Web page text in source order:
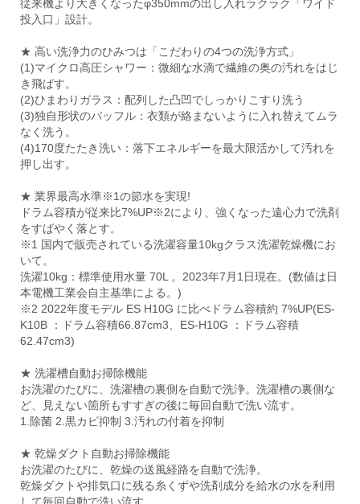
従来機より大きくなったφ350mmの出し入れラクラク「ワイド
投入口」設計。
★ 高い洗浄力のひみつは「こだわりの4つの洗浄方式」
(1)マイクロ高圧シャワー：微細な水滴で繊維の奥の汚れをはじ
き飛ばす。
(2)ひまわりガラス：配列した凸凹でしっかりこすり洗う
(3)独自形状のバッフル：衣類が絡まないように入れ替えてムラ
なく洗う。
(4)170度たたき洗い：落下エネルギーを最大限活かして汚れを
押し出す。
★ 業界最高水準※1の節水を実現!
ドラム容積が従来比7%UP※2により、強くなった遠心力で洗剤
をすばやく落とす。
※1 国内で販売されている洗濯容量10kgクラス洗濯乾燥機にお
いて。
洗濯10kg：標準使用水量 70L 。2023年7月1日現在。(数値は日
本電機工業会自主基準による。)
※2 2022年度モデル ES H10G に比べドラム容積約 7%UP(ES-
K10B ：ドラム容積66.87cm3、ES-H10G ：ドラム容積
62.47cm3)
★ 洗濯槽自動お掃除機能
お洗濯のたびに、洗濯槽の裏側を自動で洗浄。洗濯槽の裏側な
ど、見えない箇所もすすぎの後に毎回自動で洗い流す。
1.除菌 2.黒カビ抑制 3.汚れの付着を抑制
★ 乾燥ダクト自動お掃除機能
お洗濯のたびに、乾燥の送風経路を自動で洗浄。
乾燥ダクトや排気口に残る糸くずや洗剤成分を給水の水を利用